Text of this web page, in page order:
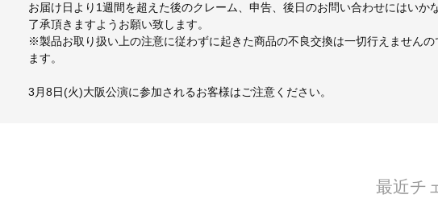
お届け日より1週間を超えた後のクレーム、申告、後日のお問い合わせにはい
了承頂きますようお願い致します。
※製品お取り扱い上の注意に従わずに起きた商品の不良交換は一切行えません
ます。
3月8日(火)大阪公演に参加されるお客様はご注意ください。
最近チ